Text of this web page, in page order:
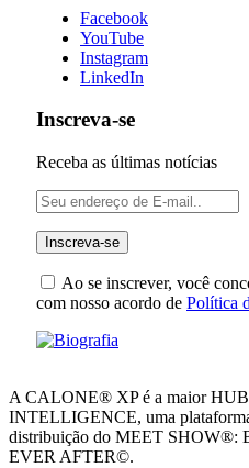
Facebook
YouTube
Instagram
LinkedIn
Inscreva-se
Receba as últimas notícias
Ao se inscrever, você
com nosso acordo de Política
A CALONE® XP é a maior
INTELLIGENCE, uma
distribuição do MEET
EVER AFTER©.